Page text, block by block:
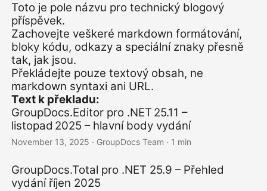
Toto je pole názvu pro technický blogový
příspěvek.
Zachovejte veškeré markdown formátování,
bloky kódu, odkazy a speciální znaky přesně
tak, jak jsou.
Překládejte pouze textový obsah, ne
markdown syntaxi ani URL.
Text k překladu:
GroupDocs.Editor pro .NET 25.11 –
listopad 2025 – hlavní body vydání
November 13, 2025 · GroupDocs Team · 1 min
GroupDocs.Total pro .NET 25.9 – Přehled
vydání říjen 2025